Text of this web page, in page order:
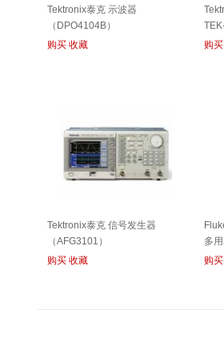
Tektronix泰克 示波器
（DPO4104B）
购买 收藏
购买
Tektronix泰克 信号发生器
（AFG3101）
购买 收藏
多
购买